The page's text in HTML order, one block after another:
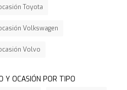
Toyota
Volkswagen
Volvo
Y OCASIÓN POR TIPO